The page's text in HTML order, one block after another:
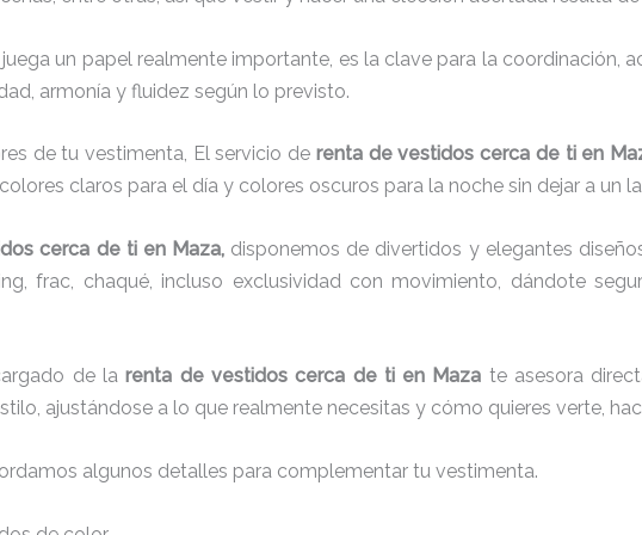
un papel realmente importante, es la clave para la coordinación,
armonía y fluidez según lo previsto.
de tu vestimenta, El servicio de renta de vestidos cerca de ti en
claros para el día y colores oscuros para la noche sin dejar a un
cerca de ti en Maza, disponemos de divertidos y elegantes
frac, chaqué, incluso exclusividad con movimiento, dándote
de larenta de vestidos cerca de ti en Maza te asesora
ajustándose a lo que realmente necesitas y cómo quieres verte,
algunos detalles para complementar tu vestimenta.